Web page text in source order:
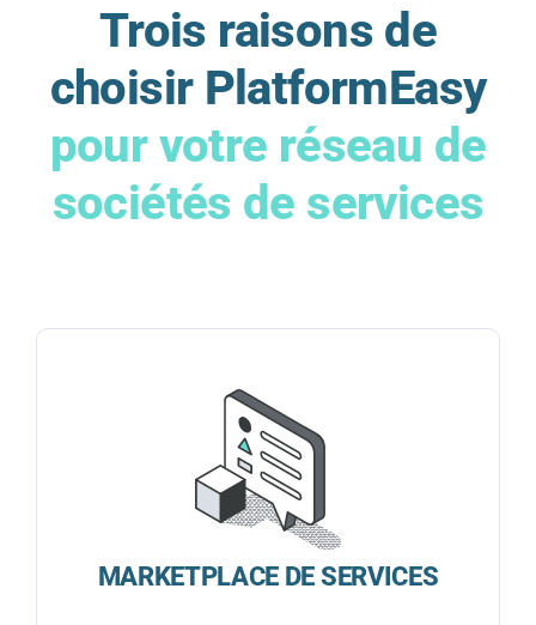
Trois raisons de
choisir PlatformEasy
pour votre réseau de
sociétés de services
MARKETPLACE DE SERVICES